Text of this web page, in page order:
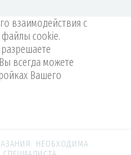
НЕОБХОДИМА
взаимодействия с
файлы cookie.
всегда можете
Вашего